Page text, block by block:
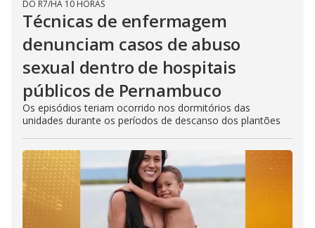
DO R7/HÁ 10 HORAS
Técnicas de enfermagem
denunciam casos de abuso
sexual dentro de hospitais
públicos de Pernambuco
Os episódios teriam ocorrido nos dormitórios das
unidades durante os períodos de descanso dos plantões